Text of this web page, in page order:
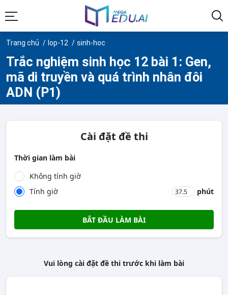
Trang chủ lop-12 sinh-hoc
Trắc nghiệm sinh học 12 bài 1: Gen,
mã di truyền và quá trình nhân đôi
ADN (P1)
Cài đặt đề thi
Thời gian làm bài
Không tính giờ
Tính giờ
phút
BẮT ĐẦU LÀM BÀI
Vui lòng cài đặt đề thi trước khi làm bài